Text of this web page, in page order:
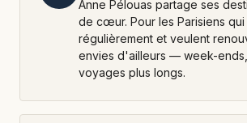
Anne Pélouas partage ses
de cœur. Pour les Parisiens
régulièrement et veulent
envies d'ailleurs — week-ends,
voyages plus longs.